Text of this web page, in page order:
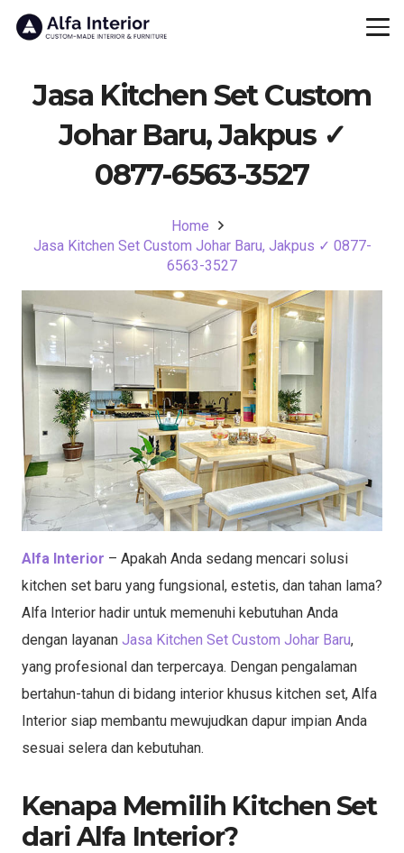
Jasa Kitchen Set Custom
Johar Baru, Jakpus ✓
0877-6563-3527
Home
Jasa Kitchen Set Custom Johar Baru, Jakpus ✓ 0877-
6563-3527
Alfa Interior – Apakah Anda sedang mencari solusi
kitchen set baru yang fungsional, estetis, dan tahan lama?
Alfa Interior hadir untuk memenuhi kebutuhan Anda
dengan layanan Jasa Kitchen Set Custom Johar Baru,
yang profesional dan terpercaya. Dengan pengalaman
bertahun-tahun di bidang interior khusus kitchen set, Alfa
Interior siap membantu mewujudkan dapur impian Anda
sesuai selera dan kebutuhan.
Kenapa Memilih Kitchen Set
dari Alfa Interior?